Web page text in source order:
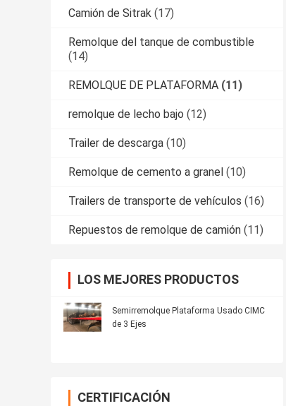
Camión de Sitrak (17)
Remolque del tanque de combustible
(14)
REMOLQUE DE PLATAFORMA (11)
remolque de lecho bajo (12)
Trailer de descarga (10)
Remolque de cemento a granel (10)
Trailers de transporte de vehículos (16)
Repuestos de remolque de camión (11)
LOS MEJORES PRODUCTOS
Semirremolque Plataforma Usado CIMC
de 3 Ejes
CERTIFICACIÓN